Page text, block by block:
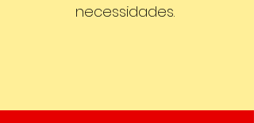
necessidades.